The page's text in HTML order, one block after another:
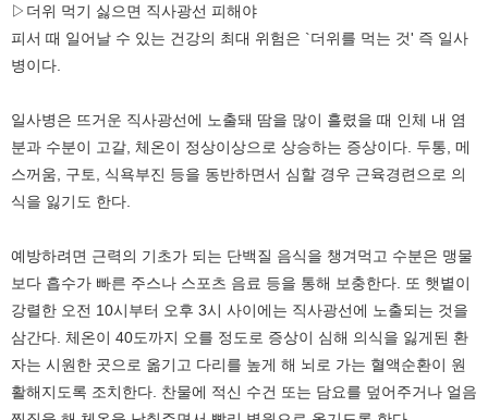
▷더위 먹기 싫으면 직사광선 피해야
피서 때 일어날 수 있는 건강의 최대 위험은 `더위를 먹는 것' 즉 일사
병이다.
일사병은 뜨거운 직사광선에 노출돼 땀을 많이 흘렸을 때 인체 내 염
분과 수분이 고갈, 체온이 정상이상으로 상승하는 증상이다. 두통, 메
스꺼움, 구토, 식욕부진 등을 동반하면서 심할 경우 근육경련으로 의
식을 잃기도 한다.
예방하려면 근력의 기초가 되는 단백질 음식을 챙겨먹고 수분은 맹물
보다 흡수가 빠른 주스나 스포츠 음료 등을 통해 보충한다. 또 햇볕이
강렬한 오전 10시부터 오후 3시 사이에는 직사광선에 노출되는 것을
삼간다. 체온이 40도까지 오를 정도로 증상이 심해 의식을 잃게된 환
자는 시원한 곳으로 옮기고 다리를 높게 해 뇌로 가는 혈액순환이 원
활해지도록 조치한다. 찬물에 적신 수건 또는 담요를 덮어주거나 얼음